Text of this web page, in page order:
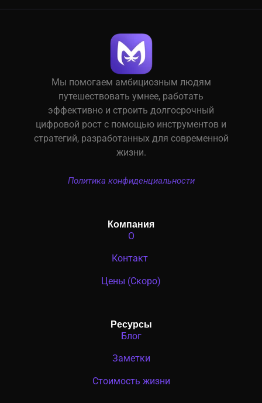
Мы помогаем амбициозным людям
путешествовать умнее, работать
эффективно и строить долгосрочный
цифровой рост с помощью инструментов и
стратегий, разработанных для современной
жизни.
Политика конфиденциальности
Компания
О
Контакт
Цены (Скоро)
Ресурсы
Блог
Заметки
Стоимость жизни